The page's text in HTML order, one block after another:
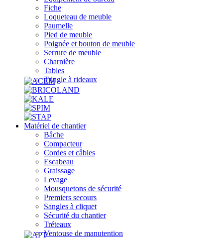
Fiche
Loqueteau de meuble
Paumelle
Pied de meuble
Poignée et bouton de meuble
Serrure de meuble
Charnière
Tables
Tringle à rideaux
Matériel de chantier
Bâche
Compacteur
Cordes et câbles
Escabeau
Graissage
Levage
Mousquetons de sécurité
Premiers secours
Sangles à cliquet
Sécurité du chantier
Tréteaux
Ventouse de manutention